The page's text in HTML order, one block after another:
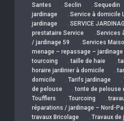
Santes , Seclin , Sequedin
jardinage
, Service à domicile
jardinage
, SERVICE
prestataire Service
, Services
/ jardinage 59
, Services
menage – repassage –
tourcoing
,taille de haie ,
horaire jardinier à domicile
,
domicile
, Tarifs jardinage ,
de pelouse
,tonte de pelouse
Toufflers , Tourcoing ,
réparations / jardinage – Nord-
travaux Bricolage , Travaux de